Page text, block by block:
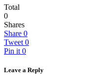
Total
0
Shares
Share 0
Tweet 0
Pin it 0
Leave a Reply